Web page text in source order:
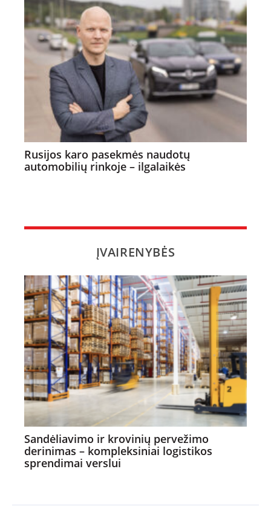
Rusijos karo pasekmės naudotų
automobilių rinkoje – ilgalaikės
ĮVAIRENYBĖS
Sandėliavimo ir krovinių pervežimo
derinimas – kompleksiniai logistikos
sprendimai verslui